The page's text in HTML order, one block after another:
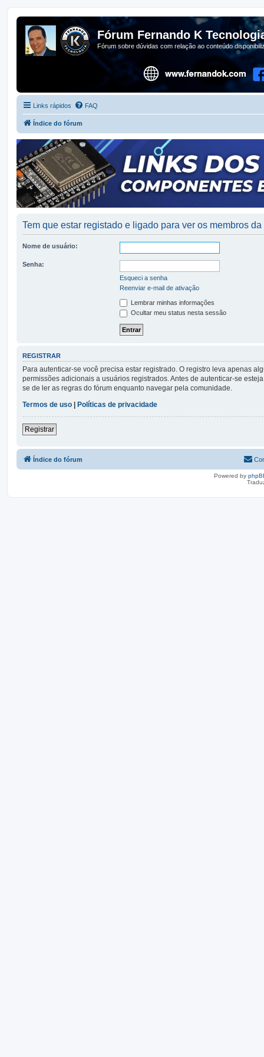
Fórum Fernando K
Fórum sobre dúvidas com relação ao conteúdo
Links rápidos FAQ
Índice do fórum
Tem que estar registado e ligado para ver os membros
Nome de usuário:
Senha:
Esqueci a senha
Reenviar e-mail de ativação
Lembrar minhas informações
Ocultar meu status nesta sessão
REGISTRAR
Para autenticar-se você precisa estar registrado. O registro leva apenas
permissões adicionais a usuários registrados. Antes de autenticar-se
se de ler as regras do fórum enquanto navegar pela comunidade.
Termos de uso
Políticas de privacidade
Registrar
Índice do fórum
Powered by